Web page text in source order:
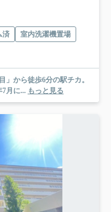
済
室内洗濯機置場
から徒歩6分の駅チカ。
月に... もっと見る